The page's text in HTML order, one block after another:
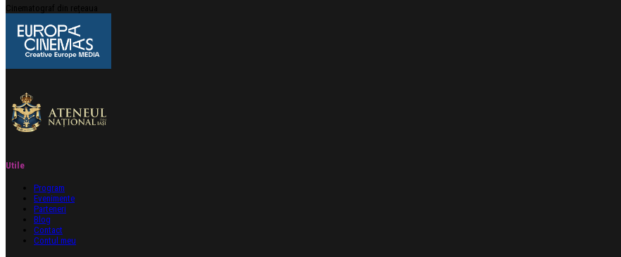
Cinematograf din rețeaua
Utile
Program
Evenimente
Parteneri
Blog
Contact
Contul meu